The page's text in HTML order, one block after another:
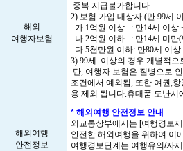
해외
여행자보험
중복 지급불가합니다.
2) 보험 가입 대상자 (만 99세
가.1억원 이상 : 만14세 이상
나.2억원 이하 : 만14세 미만
다.5천만원 이하: 만80세 이
3) 99세 이상의 경우 개별적
단, 여행자 보험은 질병으로
조건에서 예외됨, 또한 여권,
용 제외 됩니다.휴대품 도난
해외여행
안전정보
* 해외여행 안전정보 안내
외교통상부에서는 [여행경보
안전한 해외여행을 위하여 이
여행경보단계는 여행유의/자